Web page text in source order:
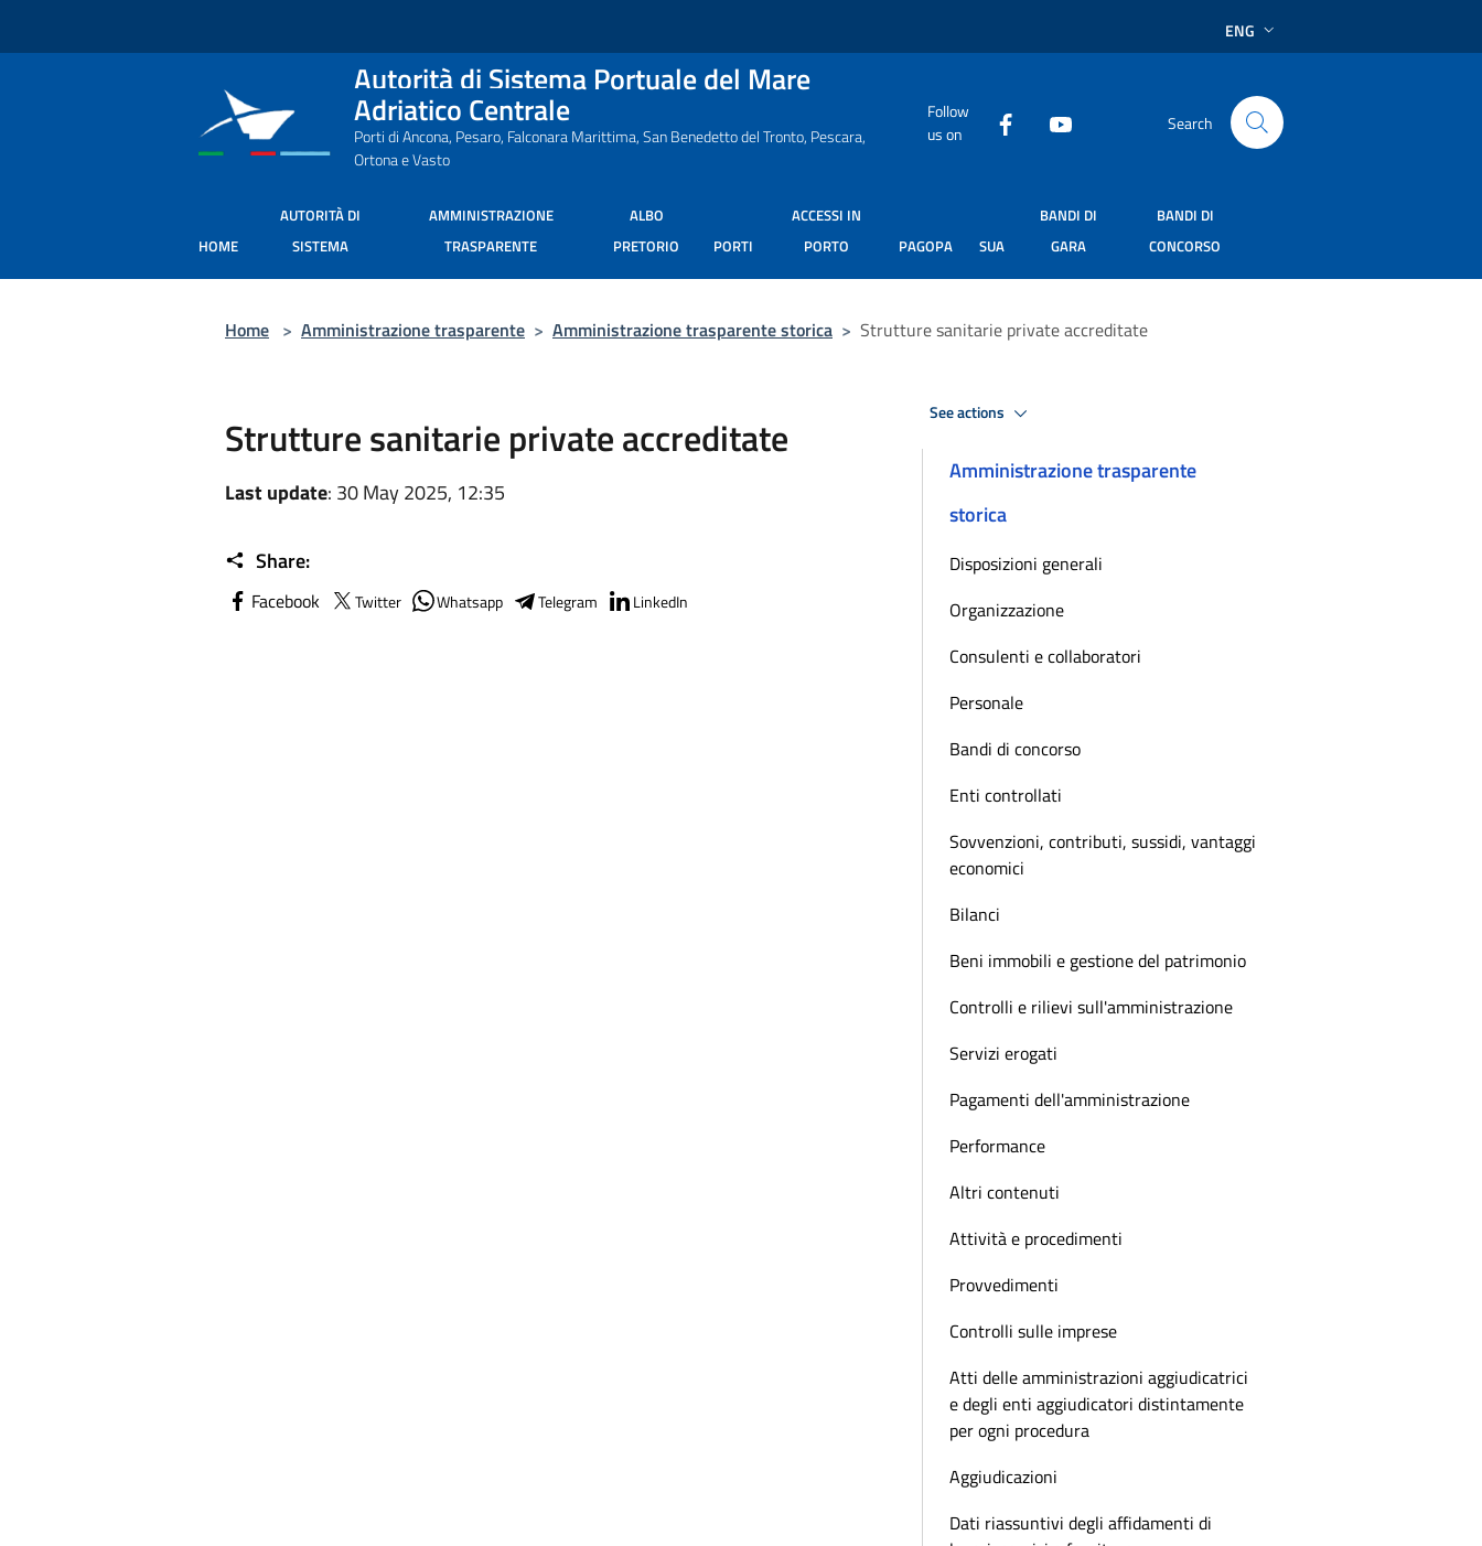
ENG
Autorità di Sistema Portuale del Mare
Adriatico Centrale
Porti di Ancona, Pesaro, Falconara Marittima, San Benedetto del Tronto, Pescara,
Ortona e Vasto
Follow
us on
Search
HOME
AUTORITÀ DI
SISTEMA
AMMINISTRAZIONE
TRASPARENTE
ALBO
PRETORIO
PORTI
ACCESSI IN
PORTO
PAGOPA SUA
BANDI DI
GARA
BANDI DI
CONCORSO
Home > Amministrazione trasparente > Amministrazione trasparente storica > Strutture sanitarie private accreditate
Strutture sanitarie private accreditate
Last update: 30 May 2025, 12:35
Share:
Facebook Twitter Whatsapp Telegram LinkedIn
See actions
Amministrazione trasparente
storica
Disposizioni generali
Organizzazione
Consulenti e collaboratori
Personale
Bandi di concorso
Enti controllati
Sovvenzioni, contributi, sussidi, vantaggi
economici
Bilanci
Beni immobili e gestione del patrimonio
Controlli e rilievi sull'amministrazione
Servizi erogati
Pagamenti dell'amministrazione
Performance
Altri contenuti
Attività e procedimenti
Provvedimenti
Controlli sulle imprese
Atti delle amministrazioni aggiudicatrici
e degli enti aggiudicatori distintamente
per ogni procedura
Aggiudicazioni
Dati riassuntivi degli affidamenti di